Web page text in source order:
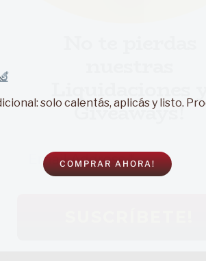
solo calentás, aplicás y listo.
COMPRAR AHORA!